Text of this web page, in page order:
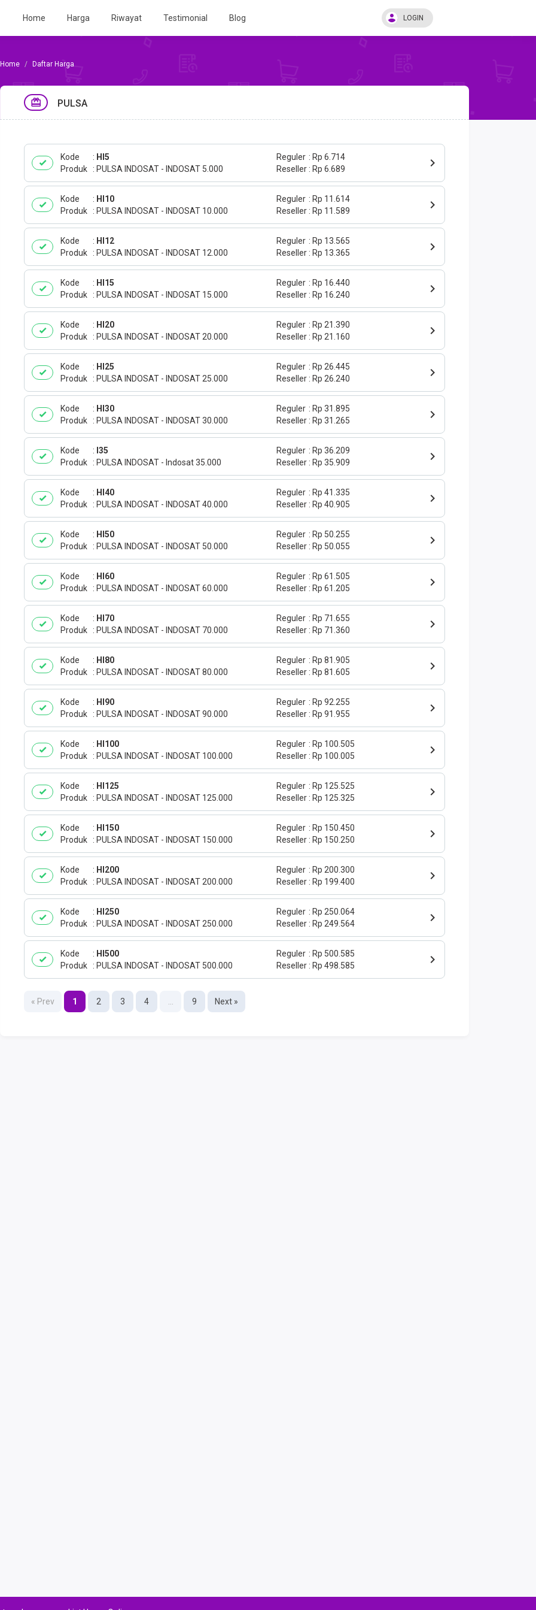
Home Harga Riwayat Testimonial Blog LOGIN
Daftar Harga
PULSA
Kode
HI5
Produk
PULSA INDOSAT - INDOSAT 5.000
Reguler
Rp 6.714
Reseller
Rp 6.689
Kode
HI10
Produk
PULSA INDOSAT - INDOSAT 10.000
Reguler
Rp 11.614
Reseller
Rp 11.589
Kode
HI12
Produk
PULSA INDOSAT - INDOSAT 12.000
Reguler
Rp 13.565
Reseller
Rp 13.365
Kode
HI15
Produk
PULSA INDOSAT - INDOSAT 15.000
Reguler
Rp 16.440
Reseller
Rp 16.240
Kode
HI20
Produk
PULSA INDOSAT - INDOSAT 20.000
Reguler
Rp 21.390
Reseller
Rp 21.160
Kode
HI25
Produk
PULSA INDOSAT - INDOSAT 25.000
Reguler
Rp 26.445
Reseller
Rp 26.240
Kode
HI30
Produk
PULSA INDOSAT - INDOSAT 30.000
Reguler
Rp 31.895
Reseller
Rp 31.265
Kode
I35
Produk
PULSA INDOSAT - Indosat 35.000
Reguler
Rp 36.209
Reseller
Rp 35.909
Kode
HI40
Produk
PULSA INDOSAT - INDOSAT 40.000
Reguler
Rp 41.335
Reseller
Rp 40.905
Kode
HI50
Produk
PULSA INDOSAT - INDOSAT 50.000
Reguler
Rp 50.255
Reseller
Rp 50.055
Kode
HI60
Produk
PULSA INDOSAT - INDOSAT 60.000
Reguler
Rp 61.505
Reseller
Rp 61.205
Kode
HI70
Produk
PULSA INDOSAT - INDOSAT 70.000
Reguler
Rp 71.655
Reseller
Rp 71.360
Kode
HI80
Produk
PULSA INDOSAT - INDOSAT 80.000
Reguler
Rp 81.905
Reseller
Rp 81.605
Kode
HI90
Produk
PULSA INDOSAT - INDOSAT 90.000
Reguler
Rp 92.255
Reseller
Rp 91.955
Kode
HI100
Produk
PULSA INDOSAT - INDOSAT 100.000
Reguler
Rp 100.505
Reseller
Rp 100.005
Kode
HI125
Produk
PULSA INDOSAT - INDOSAT 125.000
Reguler
Rp 125.525
Reseller
Rp 125.325
Kode
HI150
Produk
PULSA INDOSAT - INDOSAT 150.000
Reguler
Rp 150.450
Reseller
Rp 150.250
Kode
HI200
Produk
PULSA INDOSAT - INDOSAT 200.000
Reguler
Rp 200.300
Reseller
Rp 199.400
Kode
HI250
Produk
PULSA INDOSAT - INDOSAT 250.000
Reguler
Rp 250.064
Reseller
Rp 249.564
Kode
HI500
Produk
PULSA INDOSAT - INDOSAT 500.000
Reguler
Rp 500.585
Reseller
Rp 498.585
« Prev 1 2 3 4 9 Next »